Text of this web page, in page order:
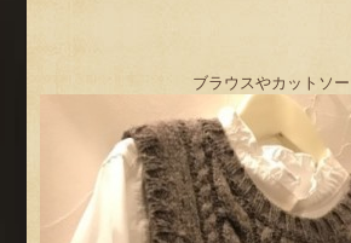
ブラウスやカットソー